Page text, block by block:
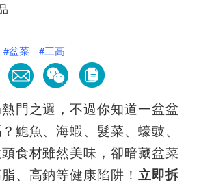
#盆菜 #三高
門之選，不過你知道一盆盆
鮑魚、海蝦、髮菜、蠔豉、
食材雖然美味，卻暗藏盆菜
、高鈉等健康陷阱 ！ 立即拆